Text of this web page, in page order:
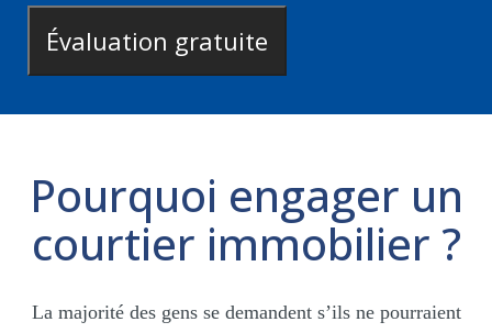
Pourquoi engager un
courtier immobilier ?
La majorité des gens se demandent s’ils ne pourraient